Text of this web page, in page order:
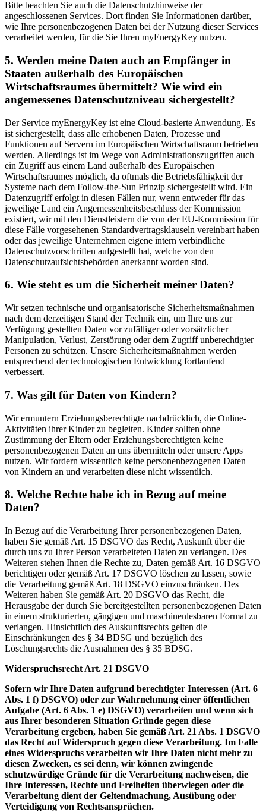
Bitte beachten Sie auch die Datenschutzhinweise der
angeschlossenen Services. Dort finden Sie Informationen darüber,
wie Ihre personenbezogenen Daten bei der Nutzung dieser Services
verarbeitet werden, für die Sie Ihren myEnergyKey nutzen.
5. Werden meine Daten auch an Empfänger in
Staaten außerhalb des Europäischen
Wirtschaftsraumes übermittelt? Wie wird ein
angemessenes Datenschutzniveau sichergestellt?
Der Service myEnergyKey ist eine Cloud-basierte Anwendung. Es
ist sichergestellt, dass alle erhobenen Daten, Prozesse und
Funktionen auf Servern im Europäischen Wirtschaftsraum betrieben
werden. Allerdings ist im Wege von Administrationszugriffen auch
ein Zugriff aus einem Land außerhalb des Europäischen
Wirtschaftsraumes möglich, da oftmals die Betriebsfähigkeit der
Systeme nach dem Follow-the-Sun Prinzip sichergestellt wird. Ein
Datenzugriff erfolgt in diesen Fällen nur, wenn entweder für das
jeweilige Land ein Angemessenheitsbeschluss der Kommission
existiert, wir mit den Dienstleistern die von der EU-Kommission für
diese Fälle vorgesehenen Standardvertragsklauseln vereinbart haben
oder das jeweilige Unternehmen eigene intern verbindliche
Datenschutzvorschriften aufgestellt hat, welche von den
Datenschutzaufsichtsbehörden anerkannt worden sind.
6. Wie steht es um die Sicherheit meiner Daten?
Wir setzen technische und organisatorische Sicherheitsmaßnahmen
nach dem derzeitigen Stand der Technik ein, um Ihre uns zur
Verfügung gestellten Daten vor zufälliger oder vorsätzlicher
Manipulation, Verlust, Zerstörung oder dem Zugriff unberechtigter
Personen zu schützen. Unsere Sicherheitsmaßnahmen werden
entsprechend der technologischen Entwicklung fortlaufend
verbessert.
7. Was gilt für Daten von Kindern?
Wir ermuntern Erziehungsberechtigte nachdrücklich, die Online-
Aktivitäten ihrer Kinder zu begleiten. Kinder sollten ohne
Zustimmung der Eltern oder Erziehungsberechtigten keine
personenbezogenen Daten an uns übermitteln oder unsere Apps
nutzen. Wir fordern wissentlich keine personenbezogenen Daten
von Kindern an und verarbeiten diese nicht wissentlich.
8. Welche Rechte habe ich in Bezug auf meine
Daten?
In Bezug auf die Verarbeitung Ihrer personenbezogenen Daten,
haben Sie gemäß Art. 15 DSGVO das Recht, Auskunft über die
durch uns zu Ihrer Person verarbeiteten Daten zu verlangen. Des
Weiteren stehen Ihnen die Rechte zu, Daten gemäß Art. 16 DSGVO
berichtigen oder gemäß Art. 17 DSGVO löschen zu lassen, sowie
die Verarbeitung gemäß Art. 18 DSGVO einzuschränken. Des
Weiteren haben Sie gemäß Art. 20 DSGVO das Recht, die
Herausgabe der durch Sie bereitgestellten personenbezogenen Daten
in einem strukturierten, gängigen und maschinenlesbaren Format zu
verlangen. Hinsichtlich des Auskunftsrechts gelten die
Einschränkungen des § 34 BDSG und bezüglich des
Löschungsrechts die Ausnahmen des § 35 BDSG.
Widerspruchsrecht Art. 21 DSGVO
Sofern wir Ihre Daten aufgrund berechtigter Interessen (Art. 6
Abs. 1 f) DSGVO) oder zur Wahrnehmung einer öffentlichen
Aufgabe (Art. 6 Abs. 1 e) DSGVO) verarbeiten und wenn sich
aus Ihrer besonderen Situation Gründe gegen diese
Verarbeitung ergeben, haben Sie gemäß Art. 21 Abs. 1 DSGVO
das Recht auf Widerspruch gegen diese Verarbeitung. Im Falle
eines Widerspruchs verarbeiten wir Ihre Daten nicht mehr zu
diesen Zwecken, es sei denn, wir können zwingende
schutzwürdige Gründe für die Verarbeitung nachweisen, die
Ihre Interessen, Rechte und Freiheiten überwiegen oder die
Verarbeitung dient der Geltendmachung, Ausübung oder
Verteidigung von Rechtsansprüchen.